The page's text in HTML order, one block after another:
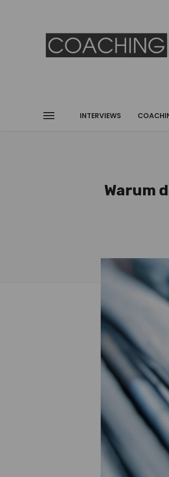
INTERVIEWS
Warum